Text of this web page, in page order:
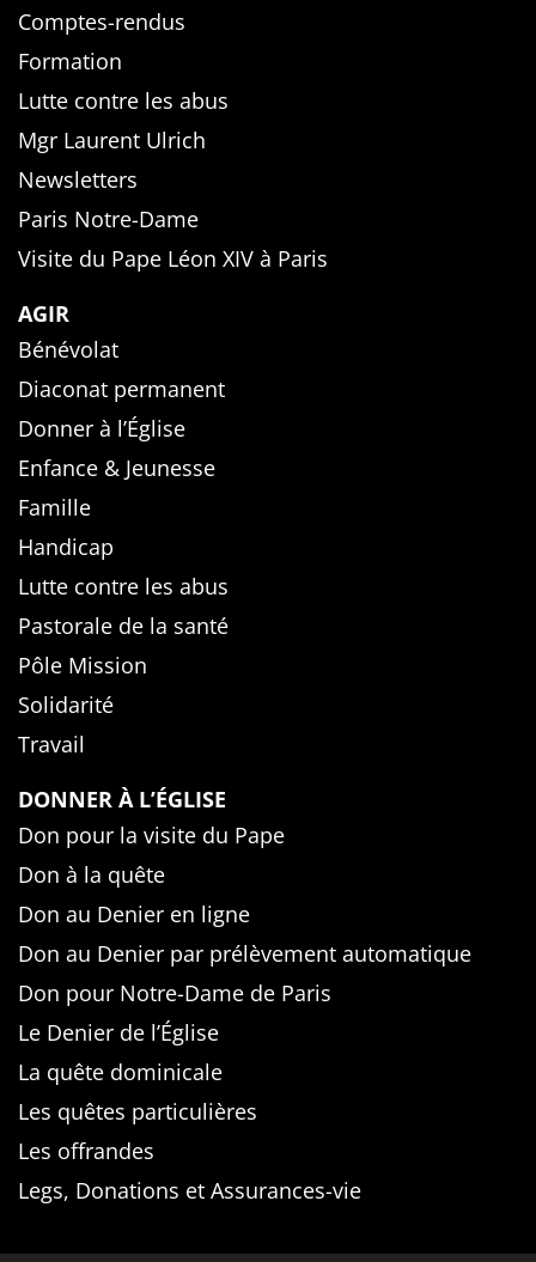
Comptes-rendus
Formation
Lutte contre les abus
Mgr Laurent Ulrich
Newsletters
Paris Notre-Dame
Visite du Pape Léon XIV à Paris
AGIR
Bénévolat
Diaconat permanent
Donner à l’Église
Enfance & Jeunesse
Famille
Handicap
Lutte contre les abus
Pastorale de la santé
Pôle Mission
Solidarité
Travail
DONNER À L’ÉGLISE
Don pour la visite du Pape
Don à la quête
Don au Denier en ligne
Don au Denier par prélèvement automatique
Don pour Notre-Dame de Paris
Le Denier de l’Église
La quête dominicale
Les quêtes particulières
Les offrandes
Legs, Donations et Assurances-vie